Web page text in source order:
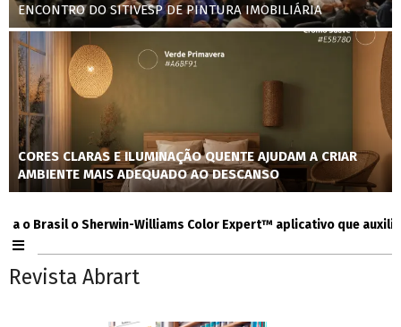
ENCONTRO DO SITIVESP DE PINTURA IMOBILIÁRIA
CORES CLARAS E ILUMINAÇÃO QUENTE AJUDAM A CRIAR
AMBIENTE MAIS ADEQUADO AO DESCANSO
o Sherwin-Williams Color Expert™ aplicativo que auxilia
Revista Abrart